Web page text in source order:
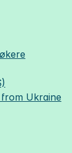
Ukraine